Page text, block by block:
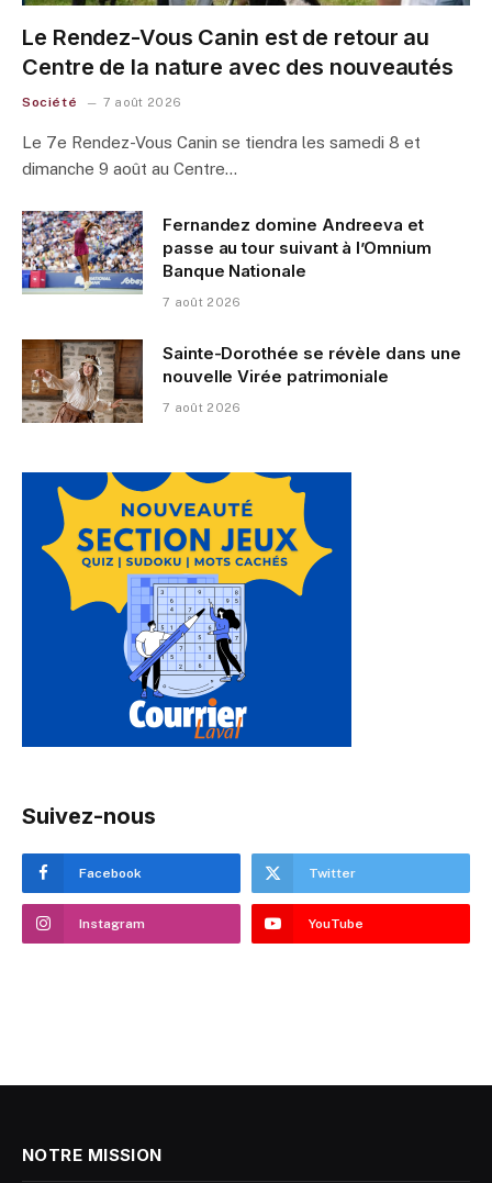
Le Rendez-Vous Canin est de retour au
Centre de la nature avec des nouveautés
Société 7 août 2026
Le 7e Rendez-Vous Canin se tiendra les samedi 8 et
dimanche 9 août au Centre…
Fernandez domine Andreeva et
passe au tour suivant à l’Omnium
Banque Nationale
7 août 2026
Sainte-Dorothée se révèle dans une
nouvelle Virée patrimoniale
7 août 2026
Suivez-nous
Facebook Twitter
Instagram YouTube
NOTRE MISSION